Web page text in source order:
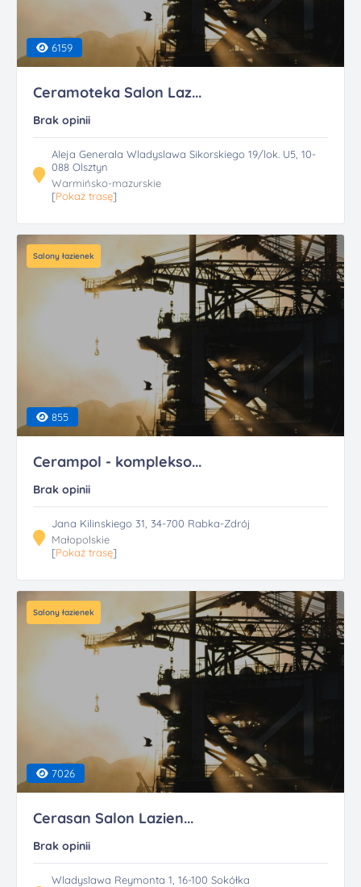
6159
Ceramoteka Salon Laz...
Brak opinii
Aleja Generala Wladyslawa Sikorskiego 19/lok. U5, 10-
088 Olsztyn
Warmińsko-mazurskie
[Pokaż trasę]
Salony łazienek
855
Cerampol - komplekso...
Brak opinii
Jana Kilinskiego 31, 34-700 Rabka-Zdrój
Małopolskie
[Pokaż trasę]
Salony łazienek
7026
Cerasan Salon Lazien...
Brak opinii
Wladyslawa Reymonta 1, 16-100 Sokółka